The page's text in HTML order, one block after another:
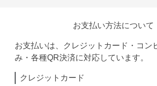
お支払い方法について
お支払いは、クレジットカード・コン
み・各種QR決済に対応しています。
クレジットカード